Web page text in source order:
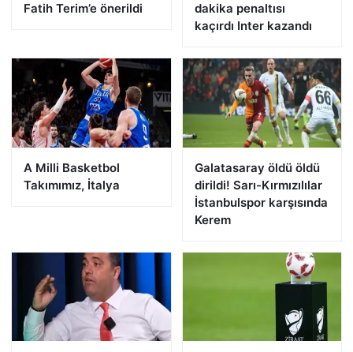
Fatih Terim’e önerildi
dakika penaltısı
kaçırdı Inter kazandı
A Milli Basketbol
Takımımız, İtalya
Galatasaray öldü öldü
dirildi! Sarı-Kırmızılılar
İstanbulspor karşısında
Kerem